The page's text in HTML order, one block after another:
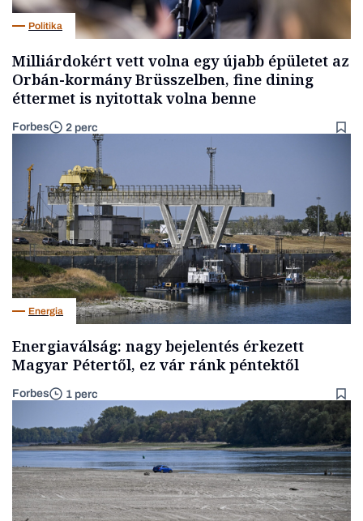
Politika
Milliárdokért vett volna egy újabb épületet az
Orbán-kormány Brüsszelben, fine dining
éttermet is nyitottak volna benne
Forbes 2 perc
Energia
Energiaválság: nagy bejelentés érkezett
Magyar Pétertől, ez vár ránk péntektől
Forbes 1 perc